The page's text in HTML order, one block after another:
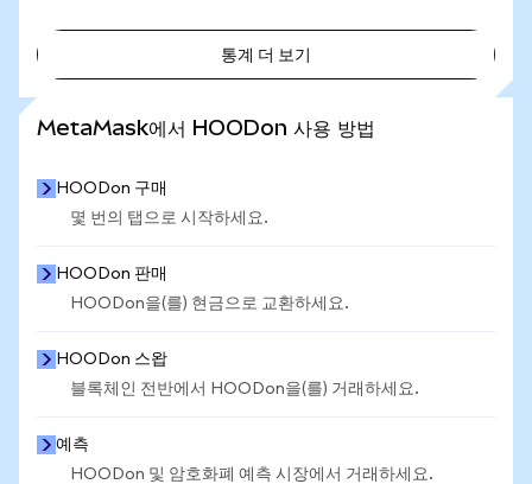
통계 더 보기
MetaMask에서 HOODon 사용 방법
HOODon 구매
몇 번의 탭으로 시작하세요.
HOODon 판매
HOODon을(를) 현금으로 교환하세요.
HOODon 스왑
블록체인 전반에서 HOODon을(를) 거래하세요.
예측
HOODon 및 암호화폐 예측 시장에서 거래하세요.